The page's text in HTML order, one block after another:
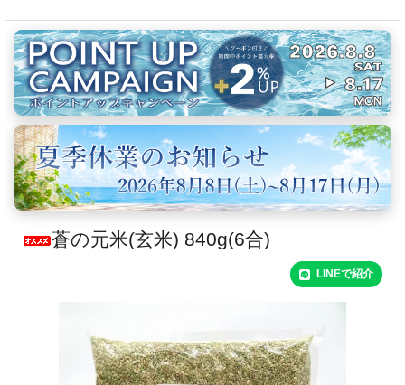
蒼の元米(玄米) 840g(6合)
LINEで紹介